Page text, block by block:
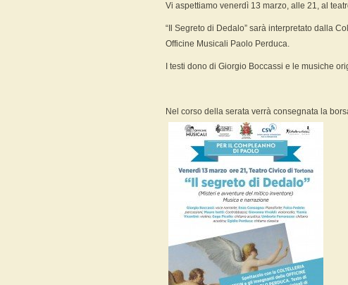
Vi aspettiamo venerdì 13 marzo, alle 21, al
“Il Segreto di Dedalo” sarà interpretato dalla
Officine Musicali Paolo Perduca.
I testi dono di Giorgio Boccassi e le musiche
Nel corso della serata verrà consegnata la